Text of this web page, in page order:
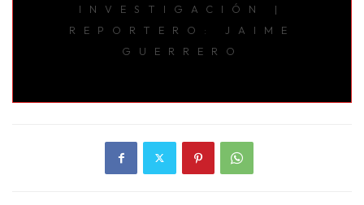
INVESTIGACIÓN |
REPORTERO: JAIME
GUERRERO